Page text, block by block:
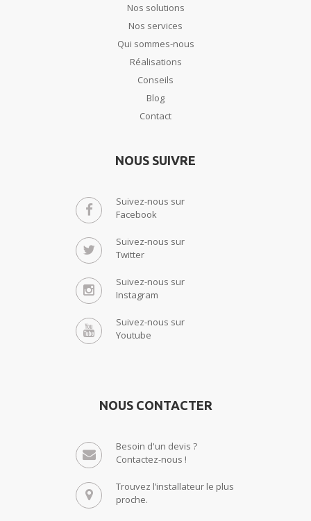
Nos solutions
Nos services
Qui sommes-nous
Réalisations
Conseils
Blog
Contact
NOUS SUIVRE
Suivez-nous sur
Facebook
Suivez-nous sur
Twitter
Suivez-nous sur
Instagram
Suivez-nous sur
Youtube
NOUS CONTACTER
Besoin d'un devis ?
Contactez-nous !
Trouvez l’installateur le plus
proche.